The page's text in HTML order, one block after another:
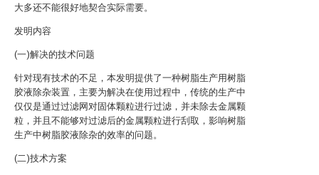
大多还不能很好地契合实际需要。
发明内容
(一)解决的技术问题
针对现有技术的不足，本发明提供了一种树脂生产用树脂
胶液除杂装置，主要为解决在使用过程中，传统的生产中
仅仅是通过过滤网对固体颗粒进行过滤，并未除去金属颗
粒，并且不能够对过滤后的金属颗粒进行刮取，影响树脂
生产中树脂胶液除杂的效率的问题。
(二)技术方案